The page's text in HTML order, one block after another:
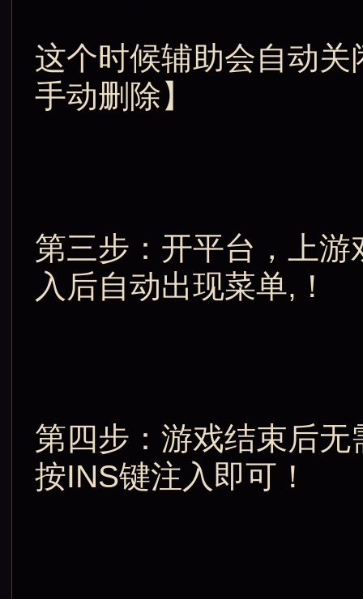
这个时候辅助会自动
手动删除】
第三步：开平台，上
入后自动出现菜单,！
第四步：游戏结束后
按INS键注入即可！